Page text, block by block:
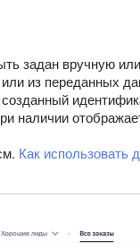
задан вручную или
из переданных
наличии
Как использовать